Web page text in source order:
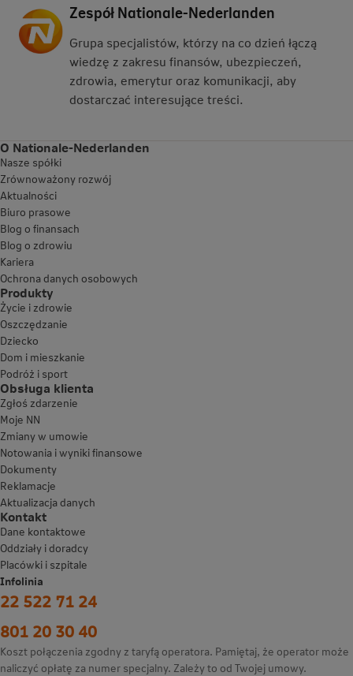
Zespół Nationale-Nederlanden
Grupa specjalistów, którzy na co dzień łączą
wiedzę z zakresu finansów, ubezpieczeń,
zdrowia, emerytur oraz komunikacji, aby
dostarczać interesujące treści.
O Nationale-Nederlanden
Nasze spółki
Zrównoważony rozwój
Aktualności
Biuro prasowe
Blog o finansach
Blog o zdrowiu
Kariera
Ochrona danych osobowych
Produkty
Życie i zdrowie
Oszczędzanie
Dziecko
Dom i mieszkanie
Podróż i sport
Obsługa klienta
Zgłoś zdarzenie
Moje NN
Zmiany w umowie
Notowania i wyniki finansowe
Dokumenty
Reklamacje
Aktualizacja danych
Kontakt
Dane kontaktowe
Oddziały i doradcy
Placówki i szpitale
Infolinia
22 522 71 24
801 20 30 40
Koszt połączenia zgodny z taryfą operatora. Pamiętaj, że operator może
naliczyć opłatę za numer specjalny. Zależy to od Twojej umowy.